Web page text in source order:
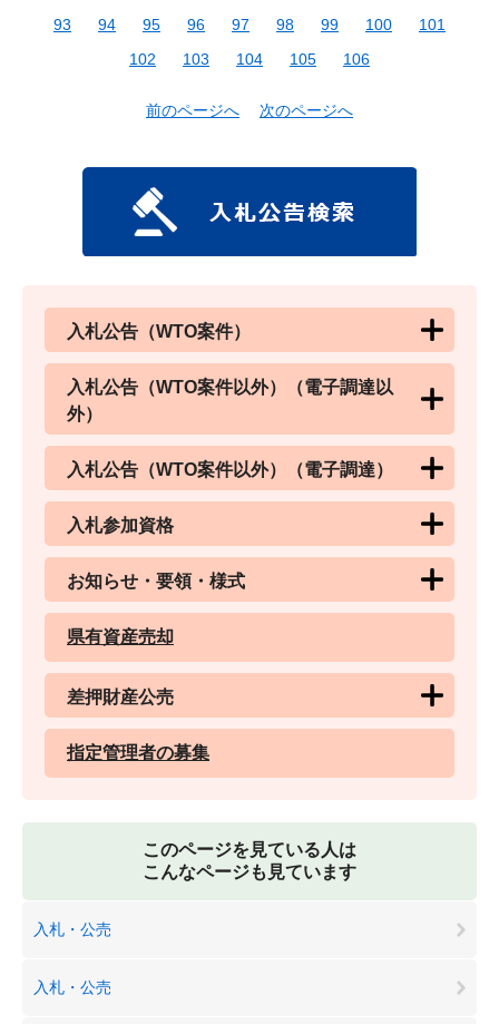
93
94 95 96 97 98 99 100
101
102
103 104 105 106
前のページへ 次のページへ
入札公告（WTO案件）
入札公告（WTO案件以外）（電子調達以
外）
入札公告（WTO案件以外）（電子調達）
入札参加資格
お知らせ・要領・様式
県有資産売却
差押財産公売
指定管理者の募集
このページを見ている人は
こんなページも見ています
入札・公売
入札・公売